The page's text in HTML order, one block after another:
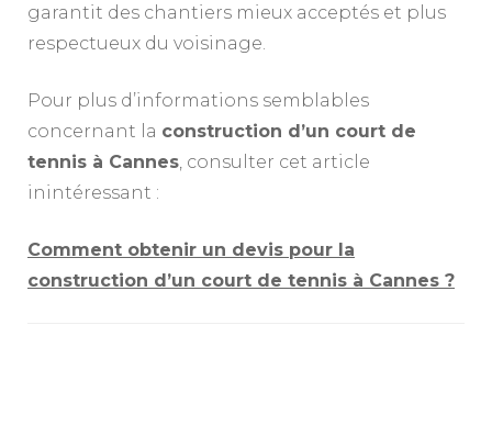
garantit des chantiers mieux acceptés et plus
respectueux du voisinage.
Pour plus d’informations semblables
concernant la construction d’un court de
tennis à Cannes, consulter cet article
inintéressant :
Comment obtenir un devis pour la
construction d’un court de tennis à Cannes ?